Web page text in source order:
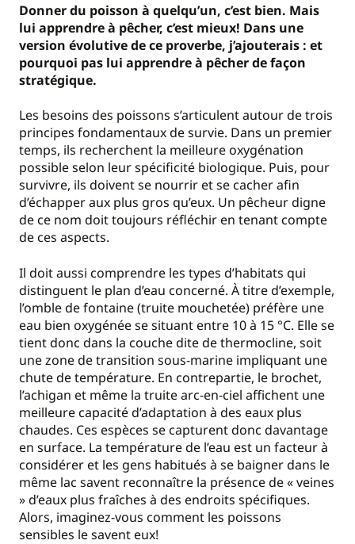
Donnerdu poisson à quelqu’un, c’est bien. Mais
lui apprendre à pêcher, c’est mieux! Dans une
version évolutive de ce proverbe, j’ajouterais : et
pourquoi pas lui apprendre à pêcher de façon
stratégique.
Les besoins des poissons s’articulent autour de trois
principes fondamentaux de survie. Dans un premier
temps, ils recherchent la meilleure oxygénation
possible selon leur spécificité biologique. Puis, pour
survivre, ils doivent se nourrir et se cacher afin
d’échapper aux plus gros qu’eux. Un pêcheur digne
de ce nom doit toujours réfléchir en tenant compte
de ces aspects.
Il doit aussi comprendre les types d’habitats qui
distinguent le plan d’eau concerné. À titre d’exemple,
l’omble de fontaine (truite mouchetée) préfère une
eau bien oxygénée se situant entre 10 à 15 °C. Elle se
tient donc dans la couche dite de thermocline, soit
une zone de transition sous-marine impliquant une
chute de température. En contrepartie, le brochet,
l’achigan et même la truite arc-en-ciel affichent une
meilleure capacité d’adaptation à des eaux plus
chaudes. Ces espèces se capturent donc davantage
en surface. La température de l’eau est un facteur à
considérer et les gens habitués à se baigner dans le
même lac savent reconnaître la présence de « veines
» d’eaux plus fraîches à des endroits spécifiques.
Alors, imaginez-vous comment les poissons
sensibles le savent eux!